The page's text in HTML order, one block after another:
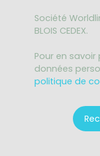
Société
BLOIS CEDEX.
Pour en
données
politique de